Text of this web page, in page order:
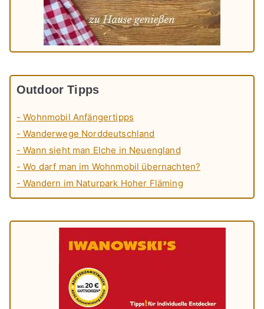
Outdoor Tipps
- Wohnmobil Anfängertipps
- Wanderwege Norddeutschland
- Wann sieht man Elche in Neuengland
- Wo darf man im Wohnmobil übernachten?
- Wandern im Naturpark Hoher Fläming